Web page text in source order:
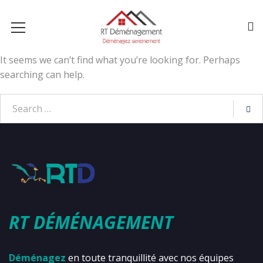
It seems we can’t find what you’re looking for. Perhaps
searching can help.
RT DÉMÉNAGEMENT
Déménagez en toute tranquillité avec nos équipes